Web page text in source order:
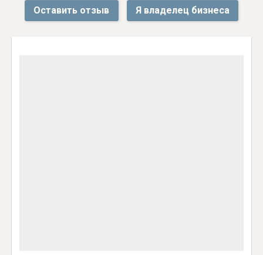
Оставить отзыв Я владелец бизнеса